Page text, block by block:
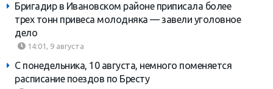
Бригадир в Ивановском районе приписала более
трех тонн привеса молодняка — завели уголовное
дело
14:01, 9 августа
С понедельника, 10 августа, немного поменяется
расписание поездов по Бресту